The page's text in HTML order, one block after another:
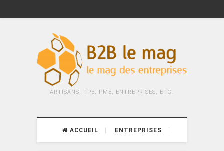
ARTISANS, TPE, PME, ENTREPRISES, ETC.
ACCUEIL ENTREPRISES